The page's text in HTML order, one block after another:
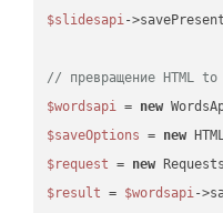
$slidesapi-
// превращение HTML to
$wordsapi = new
$saveOptions = new
$request = new
$result = $wordsapi-